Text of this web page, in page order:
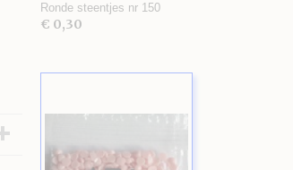
Ronde steentjes nr 150
€ 0,30